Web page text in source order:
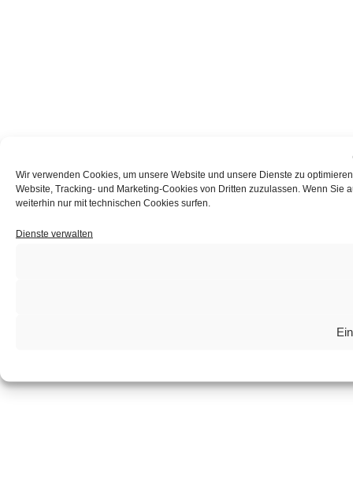
Wir verwenden Cookies, um unsere Website und unsere Dienste zu
Website, Tracking- und Marketing-Cookies von Dritten zuzulassen. Wenn
weiterhin nur mit technischen Cookies surfen.
Dienste verwalten